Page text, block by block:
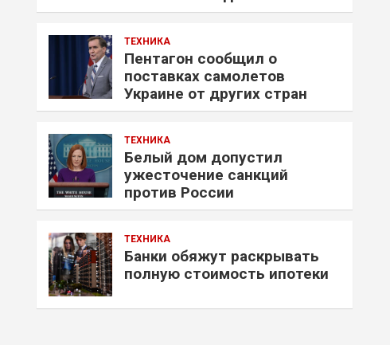
ТЕХНИКА
Пентагон сообщил о
поставках самолетов
Украине от других стран
ТЕХНИКА
Белый дом допустил
ужесточение санкций
против России
ТЕХНИКА
Банки обяжут раскрывать
полную стоимость ипотеки